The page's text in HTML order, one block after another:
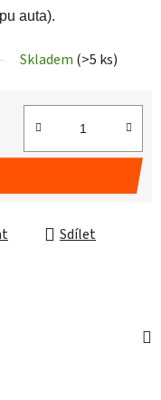
auta).
Skladem (>5 ks)
Sdílet